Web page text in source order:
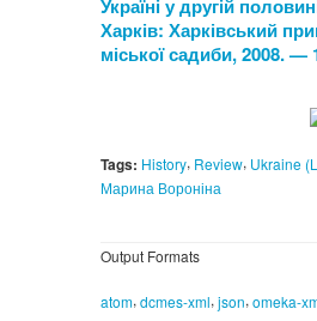
Україні у другій
Харків: Харківський
міської садиби, 2008. —
Tags: History, Review, Ukraine
Марина Вороніна
Output Formats
atom, dcmes-xml, json, omeka-